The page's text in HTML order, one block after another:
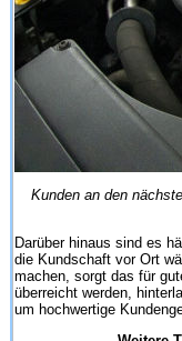
Kunden an den
Darüber hinaus sind es
die Kundschaft vor Ort
machen, sorgt das für
überreicht werden,
um hochwertige